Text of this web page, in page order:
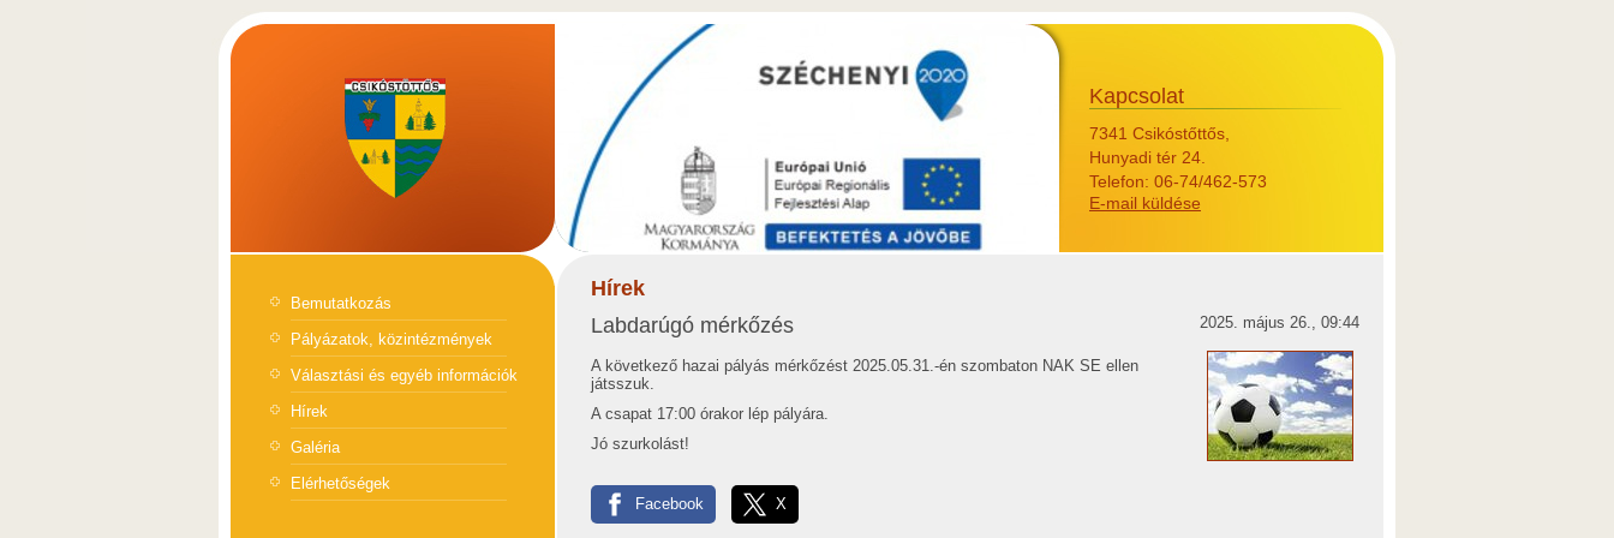
Kapcsolat
7341 Csikóstőttős,
Hunyadi tér 24.
Telefon: 06-74/462-573
E-mail küldése
Bemutatkozás
Pályázatok, közintézmények
Választási és egyéb információk
Hírek
Galéria
Elérhetőségek
Hírek
2025. május 26., 09:44
Labdarúgó mérkőzés
A következő hazai pályás mérkőzést 2025.05.31.-én szombaton NAK SE ellen
játsszuk.
A csapat 17:00 órakor lép pályára.
Jó szurkolást!
Facebook X